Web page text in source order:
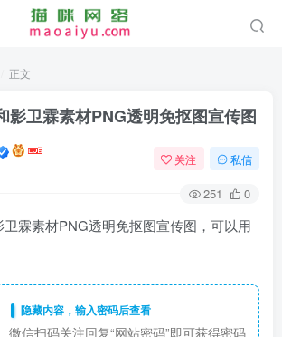
正文
影卫霖素材PNG透明免抠图宣传图
关注 私信
251 0
霖素材PNG透明免抠图宣传图，可以用
隐藏内容，输入密码后查看
微信扫码关注回复“网站密码”即可获得密码